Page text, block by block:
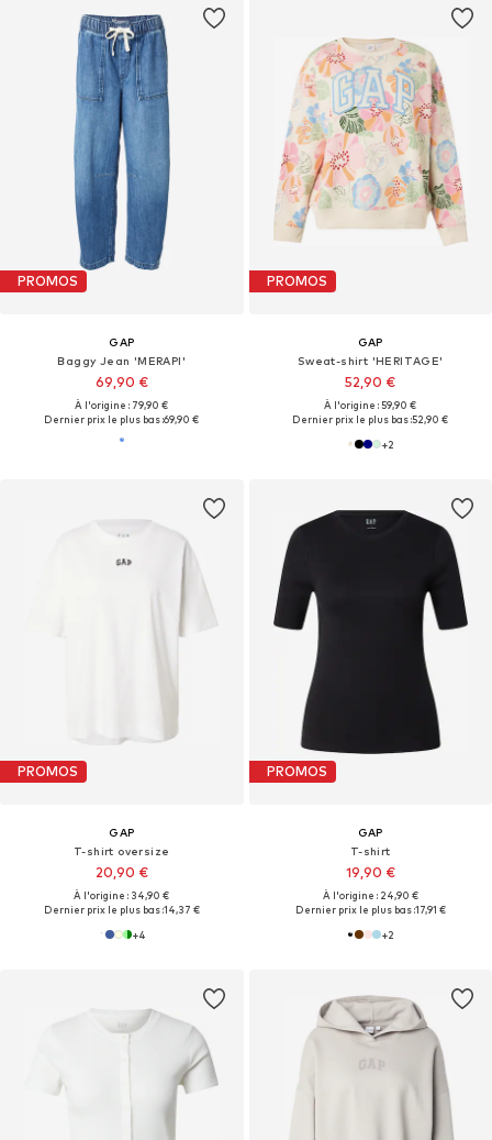
PROMOS
GAP
Baggy Jean 'MERAPI'
69,90 €
À l'origine : 79,90 €
Dernier prix le plus bas :69,90 €
PROMOS
GAP
Sweat-shirt 'HERITAGE'
52,90 €
À l'origine : 59,90 €
Dernier prix le plus bas :52,90 €
+2
PROMOS
GAP
T-shirt oversize
20,90 €
À l'origine : 34,90 €
Dernier prix le plus bas :14,37 €
+4
PROMOS
GAP
T-shirt
19,90 €
À l'origine : 24,90 €
Dernier prix le plus bas :17,91 €
+2